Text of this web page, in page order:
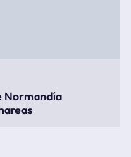
Normandía